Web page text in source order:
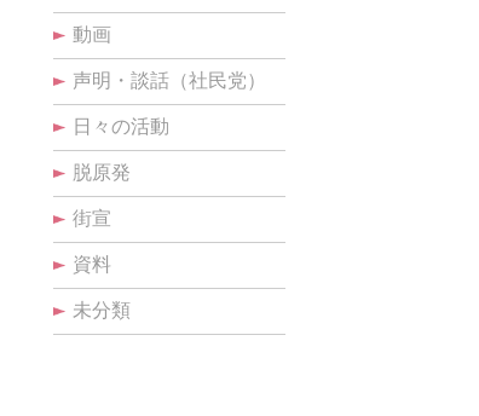
動画
声明・談話（社民党）
日々の活動
脱原発
街宣
資料
未分類